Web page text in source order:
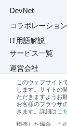
このウェブサイト
します。サイトの
ただきますようお
お客様のブラウザ
きます。詳細は こ
拒否した場合、こ
DevNet
コラボレーション
IT用語解説
サービス一覧
運営会社
プライバシーポ
お問い合わせ